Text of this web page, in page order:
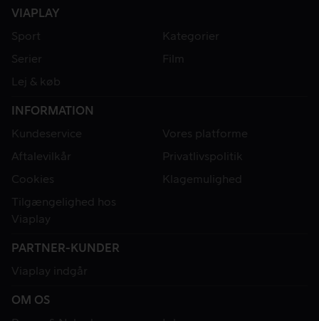
VIAPLAY
Sport
Kategorier
Serier
Film
Lej & køb
INFORMATION
Kundeservice
Vores platforme
Aftalevilkår
Privatlivspolitik
Cookies
Klagemulighed
Tilgængelighed hos
Viaplay
PARTNER-KUNDER
Viaplay indgår
OM OS